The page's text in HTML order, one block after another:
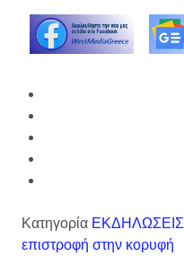
Κατηγορία ΕΚΔΗΛΩΣΕΙΣ
επιστροφή στην κορυφή